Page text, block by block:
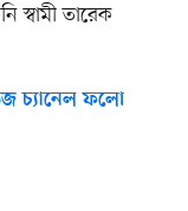
স্বামী তারেক
চ্যানেল ফলো